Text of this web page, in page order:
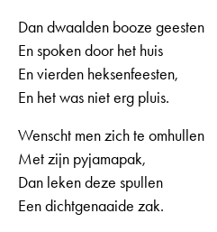
Dan dwaalden booze geesten
En spoken door het huis
En vierden heksenfeesten,
En het was niet erg pluis.
Wenscht men zich te omhullen
Met zijn pyjamapak,
Dan leken deze spullen
Een dichtgenaaide zak.